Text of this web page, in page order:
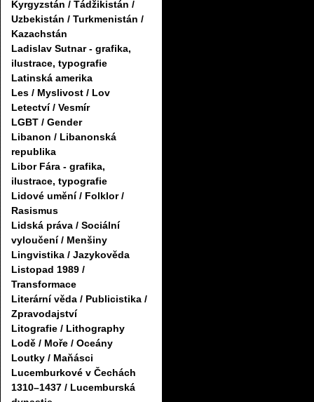
Kyrgyzstán / Tádžikistán /
Uzbekistán / Turkmenistán /
Kazachstán
Ladislav Sutnar - grafika,
ilustrace, typografie
Latinská amerika
Les / Myslivost / Lov
Letectví / Vesmír
LGBT / Gender
Libanon / Libanonská
republika
Libor Fára - grafika,
ilustrace, typografie
Lidové umění / Folklor /
Rasismus
Lidská práva / Sociální
vyloučení / Menšiny
Lingvistika / Jazykověda
Listopad 1989 /
Transformace
Literární věda / Publicistika /
Zpravodajství
Litografie / Lithography
Lodě / Moře / Oceány
Loutky / Maňásci
Lucemburkové v Čechách
1310–1437 / Lucemburská